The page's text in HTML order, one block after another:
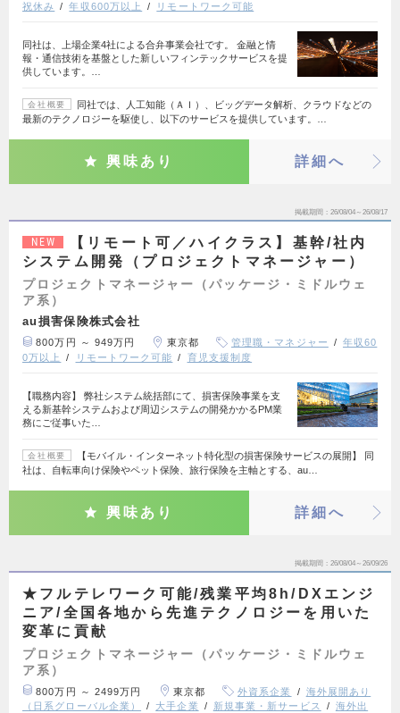
祝休み
年収600万以上 リモートワーク可能
同社は、上場企業4社による合弁事業会社です。 金融と情
報・通信技術を基盤とした新しいフィンテックサービスを提
供しています。…
会社概要
同社では、人工知能（ＡＩ）、ビッグデータ解析、クラウドなどの
最新のテクノロジーを駆使し、以下のサービスを提供しています。…
興味あり 詳細へ
掲載期間 26/08/04～26/08/17
NEW
【リモート可／ハイクラス】基幹/社内
システム開発（プロジェクトマネージャー）
プロジェクトマネージャー（パッケージ・ミドルウェ
ア系）
au損害保険株式会社
800万円 ～ 949万円 東京都 管理職・マネジャー
年収60
0万以上
リモートワーク可能 育児支援制度
【職務内容】 弊社システム統括部にて、損害保険事業を支
える新基幹システムおよび周辺システムの開発かかるPM業
務にご従事いた…
会社概要
【モバイル・インターネット特化型の損害保険サービスの展開】 同
社は、自転車向け保険やペット保険、旅行保険を主軸とする、au…
興味あり 詳細へ
掲載期間 26/08/04～26/09/26
★フルテレワーク可能/残業平均8h/DXエンジ
ニア/全国各地から先進テクノロジーを用いた
変革に貢献
プロジェクトマネージャー（パッケージ・ミドルウェ
ア系）
800万円 ～ 2499万円 東京都 外資系企業
海外展開あり
（日系グローバル企業）
大手企業 新規事業・新サービス
海外出